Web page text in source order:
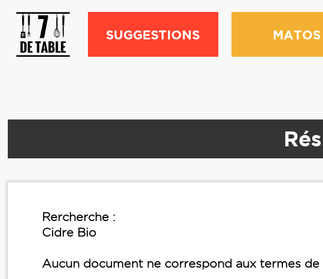
SUGGESTIONS MATOS
Rercherche :
Cidre Bio
Aucun document ne correspond aux termes de